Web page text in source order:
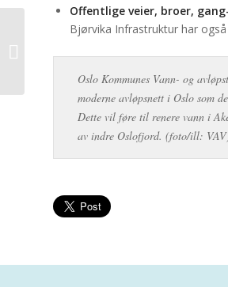
Offentlige veier, broer,
Bjørvika Infrastruktur har
Oslo Kommunes Vann- og
moderne avløpsnett i Oslo som
Dette vil føre til renere vann i
av indre Oslofjord. (foto/ill: